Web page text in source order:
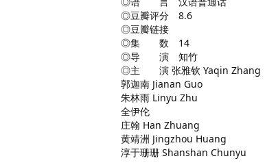
◎豆瓣评分 8.6
◎豆瓣链接
◎集 数 14
◎导 演 知竹
◎主 演 张雅钦 Yaqin Zhang
郭迦南 Jianan Guo
朱林雨 Linyu Zhu
全伊伦
庄翰 Han Zhuang
黄靖洲 Jingzhou Huang
淳于珊珊 Shanshan Chunyu